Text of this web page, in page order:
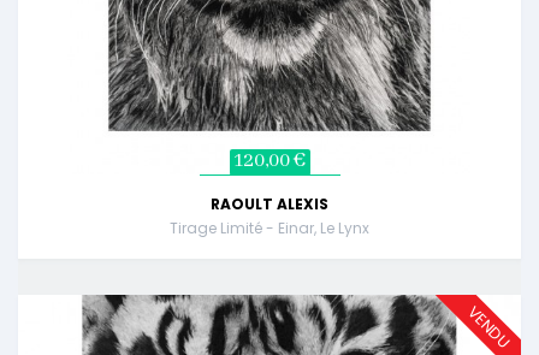
120,00 €
RAOULT ALEXIS
Tirage Limité - Einar, Le Lynx
VENDU